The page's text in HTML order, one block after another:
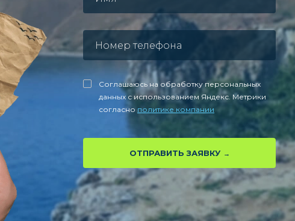
Соглашаюсь на обработку персональных
данных с использованием Яндекс. Метрики
согласно политике компании
ОТПРАВИТЬ ЗАЯВКУ